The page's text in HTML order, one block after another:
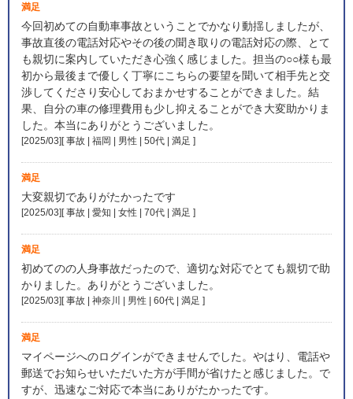
満足
今回初めての自動車事故ということでかなり動揺しましたが、
事故直後の電話対応やその後の聞き取りの電話対応の際、とて
も親切に案内していただき心強く感じました。担当の○○様も最
初から最後まで優しく丁寧にこちらの要望を聞いて相手先と交
渉してくださり安心しておまかせすることができました。結
果、自分の車の修理費用も少し抑えることができ大変助かりま
した。本当にありがとうございました。
[2025/03][ 事故 | 福岡 | 男性 | 50代 | 満足 ]
満足
大変親切でありがたかったです
[2025/03][ 事故 | 愛知 | 女性 | 70代 | 満足 ]
満足
初めてのの人身事故だったので、適切な対応でとても親切で助
かりました。ありがとうございました。
[2025/03][ 事故 | 神奈川 | 男性 | 60代 | 満足 ]
満足
マイページへのログインができませんでした。やはり、電話や
郵送でお知らせいただいた方が手間が省けたと感じました。で
すが、迅速なご対応で本当にありがたかったです。